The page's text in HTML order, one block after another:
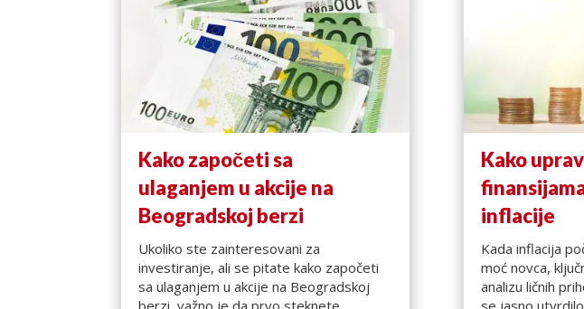
Kako započeti sa
ulaganjem u akcije na
Beogradskoj berzi
Ukoliko ste zainteresovani za
investiranje, ali se pitate kako započeti
sa ulaganjem u akcije na Beogradskoj
berzi, važno je da prvo steknete
Kako
inflacije
Kada inflacija
moć novca,
analizu ličnih
se jasno